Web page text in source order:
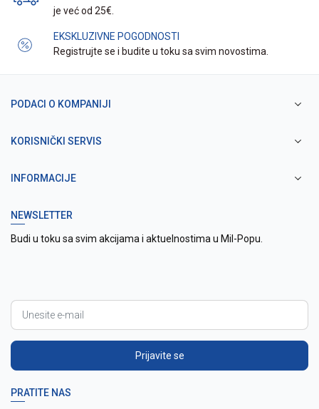
je već od 25€.
EKSKLUZIVNE POGODNOSTI
Registrujte se i budite u toku sa svim novostima.
PODACI O KOMPANIJI
KORISNIČKI SERVIS
INFORMACIJE
NEWSLETTER
Budi u toku sa svim akcijama i aktuelnostima u Mil-Popu.
Prijavite se
PRATITE NAS